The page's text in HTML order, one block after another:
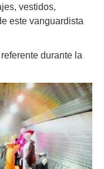
vestidos,
este vanguardista
durante la